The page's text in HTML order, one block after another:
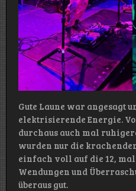
Gute Laune war angesagt
elektrisierende Energie.
durchaus auch mal
wurden nur die
einfach voll auf die 12,
Wendungen und
überaus gut.